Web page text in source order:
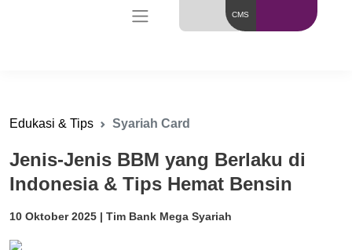
CMS
Edukasi & Tips Syariah Card
Jenis-Jenis BBM yang Berlaku di
Indonesia & Tips Hemat Bensin
10 Oktober 2025 | Tim Bank Mega Syariah